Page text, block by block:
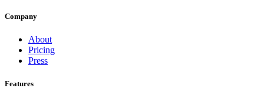
Company
About
Pricing
Press
Features